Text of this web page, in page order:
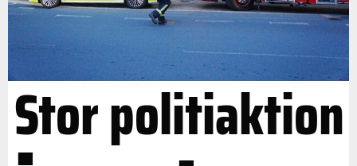
Stor politiaktion